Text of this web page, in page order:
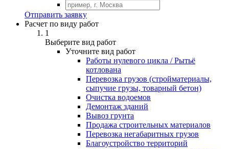
Отправить заявку
Расчет по виду работ
1
Выберите вид работ
Уточните вид работ
Работы нулевого цикла / Рытьё
котлована
Перевозка грузов (стройматериалы,
сыпучие грузы, товарный бетон)
Очистка водоемов
Демонтаж зданий
Вывоз грунта
Продажа строительных материалов
Перевозка негабаритных грузов
Благоустройство территорий